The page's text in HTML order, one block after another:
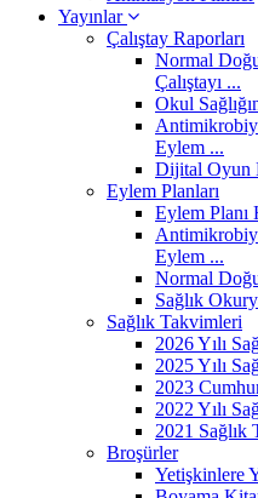
Yayınlar
Çalıştay Raporları
Normal
Çalıştayı ...
Okul
Eylem ...
Dijital Oyun
Eylem Planları
Eylem Planı
Eylem ...
Normal
Sağlık
Sağlık Takvimleri
2026 Yılı
2025 Yılı
2023
2022 Yılı
2021 Sağlık
Broşürler
Yetişkinlere